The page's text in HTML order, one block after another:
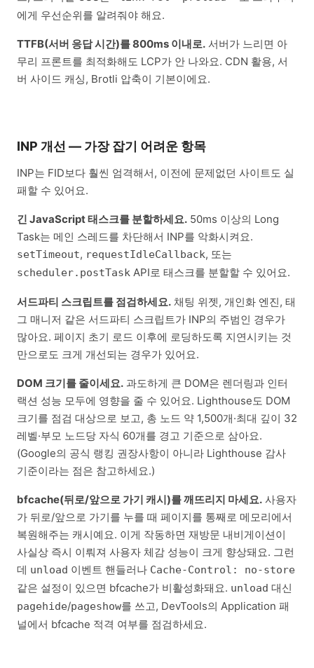
에게 우선순위를 알려줘야 해요.
TTFB(서버 응답 시간)를 800ms 이내로. 서버가 느리면 아
무리 프론트를 최적화해도 LCP가 안 나와요. CDN 활용, 서
버 사이드 캐싱, Brotli 압축이 기본이에요.
INP 개선 — 가장 잡기 어려운 항목
INP는 FID보다 훨씬 엄격해서, 이전에 문제없던 사이트도 실
패할 수 있어요.
긴 JavaScript 태스크를 분할하세요. 50ms 이상의 Long
Task는 메인 스레드를 차단해서 INP를 악화시켜요.
setTimeout, requestIdleCallback, 또는
scheduler.postTask API로 태스크를 분할할 수 있어요.
서드파티 스크립트를 점검하세요. 채팅 위젯, 개인화 엔진, 태
그 매니저 같은 서드파티 스크립트가 INP의 주범인 경우가
많아요. 페이지 초기 로드 이후에 로딩하도록 지연시키는 것
만으로도 크게 개선되는 경우가 있어요.
DOM 크기를 줄이세요. 과도하게 큰 DOM은 렌더링과 인터
랙션 성능 모두에 영향을 줄 수 있어요. Lighthouse도 DOM
크기를 점검 대상으로 보고, 총 노드 약 1,500개·최대 깊이 32
레벨·부모 노드당 자식 60개를 경고 기준으로 삼아요.
(Google의 공식 랭킹 권장사항이 아니라 Lighthouse 감사
기준이라는 점은 참고하세요.)
bfcache(뒤로/앞으로 가기 캐시)를 깨뜨리지 마세요. 사용자
가 뒤로/앞으로 가기를 누를 때 페이지를 통째로 메모리에서
복원해주는 캐시예요. 이게 작동하면 재방문 내비게이션이
사실상 즉시 이뤄져 사용자 체감 성능이 크게 향상돼요. 그런
데 unload 이벤트 핸들러나 Cache-Control: no-store
같은 설정이 있으면 bfcache가 비활성화돼요. unload 대신
pagehide/pageshow를 쓰고, DevTools의 Application 패
널에서 bfcache 적격 여부를 점검하세요.